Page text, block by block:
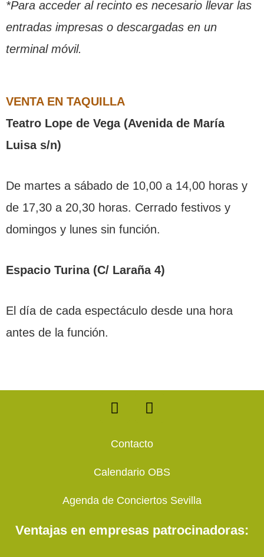
*Para acceder al recinto es necesario llevar las
entradas impresas o descargadas en un
terminal móvil.
VENTA EN TAQUILLA
Teatro Lope de Vega (Avenida de María
Luisa s/n)
De martes a sábado de 10,00 a 14,00 horas y
de 17,30 a 20,30 horas. Cerrado festivos y
domingos y lunes sin función.
Espacio Turina (C/ Laraña 4)
El día de cada espectáculo desde una hora
antes de la función.
F
a
e
o
k
T
w
t
e
Contacto
Calendario OBS
Agenda de Conciertos Sevilla
Ventajas en empresas patrocinadoras: